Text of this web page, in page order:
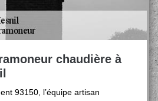
chaudière à
93150, l’équipe artisan